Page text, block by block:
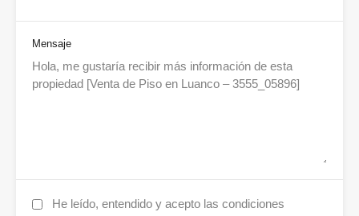
Mensaje
He leído, entendido y acepto las condiciones